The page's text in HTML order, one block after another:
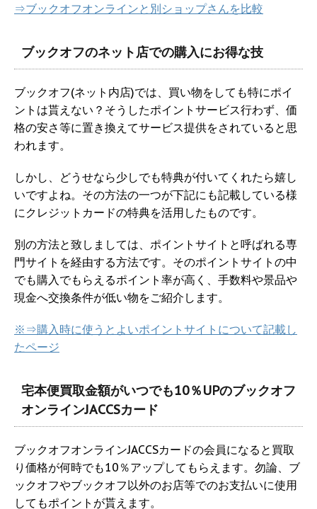
⇒ブックオフオンラインと別ショップさんを比較
ブックオフのネット店での購入にお得な技
ブックオフ(ネット内店)では、買い物をしても特にポイ
ントは貰えない？そうしたポイントサービス行わず、価
格の安さ等に置き換えてサービス提供をされていると思
われます。
しかし、どうせなら少しでも特典が付いてくれたら嬉し
いですよね。その方法の一つが下記にも記載している様
にクレジットカードの特典を活用したものです。
別の方法と致しましては、ポイントサイトと呼ばれる専
門サイトを経由する方法です。そのポイントサイトの中
でも購入でもらえるポイント率が高く、手数料や景品や
現金へ交換条件が低い物をご紹介します。
※⇒購入時に使うとよいポイントサイトについて記載し
たページ
宅本便買取金額がいつでも10％UPのブックオフ
オンラインJACCSカード
ブックオフオンラインJACCSカードの会員になると買取
り価格が何時でも10％アップしてもらえます。勿論、ブ
ックオフやブックオフ以外のお店等でのお支払いに使用
してもポイントが貰えます。